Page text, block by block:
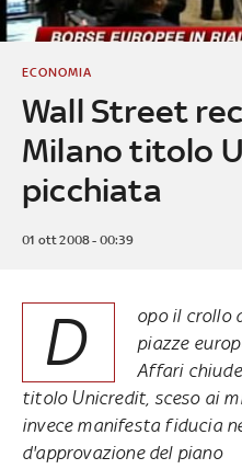
Wall Street
Milano titolo
picchiata
ECONOMIA
01 ott 2008 - 00:39
D
opo il crollo
piazze
Affari
titolo Unicredit, sceso ai
invece manifesta fiducia
d'approvazione del piano